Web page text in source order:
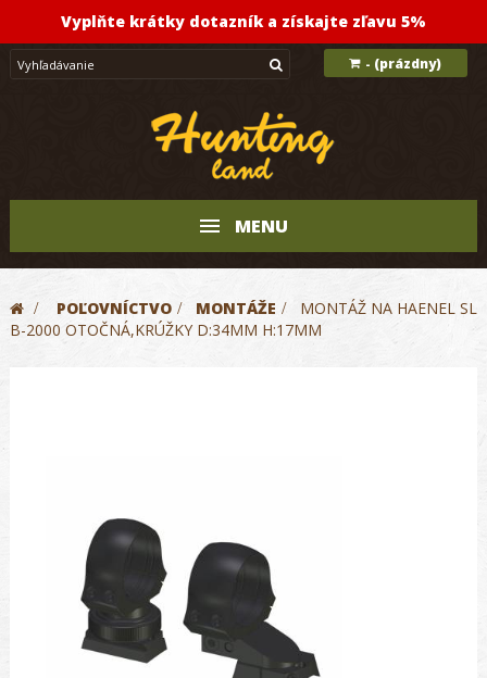
Vyplňte krátky dotazník a získajte zľavu 5%
- (prázdny)
MENU
> POĽOVNÍCTVO > MONTÁŽE >
MONTÁŽ NA HAENEL SL
B-2000 OTOČNÁ,KRÚŽKY D:34MM H:17MM